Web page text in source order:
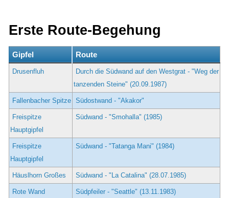
Erste Route-Begehung
Gipfel Route
Drusenfluh
Durch die Südwand auf den Westgrat - "Weg der
tanzenden Steine" (20.09.1987)
Fallenbacher Spitze Südostwand - "Akakor"
Freispitze
Hauptgipfel
Südwand - "Smohalla" (1985)
Freispitze
Hauptgipfel
Südwand - "Tatanga Mani" (1984)
Häuslhorn Großes Südwand - "La Catalina" (28.07.1985)
Rote Wand
Südpfeiler - "Seattle" (13.11.1983)